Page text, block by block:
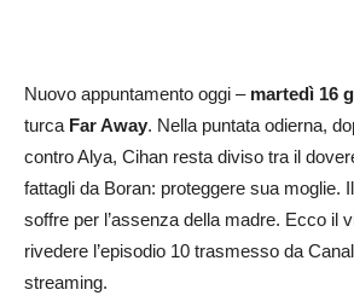
Nuovo appuntamento oggi – martedì 16
turca Far Away. Nella puntata odierna,
contro Alya, Cihan resta diviso tra il
fattagli da Boran: proteggere sua moglie.
soffre per l’assenza della madre. Ecco il
rivedere l’episodio 10 trasmesso da
streaming.